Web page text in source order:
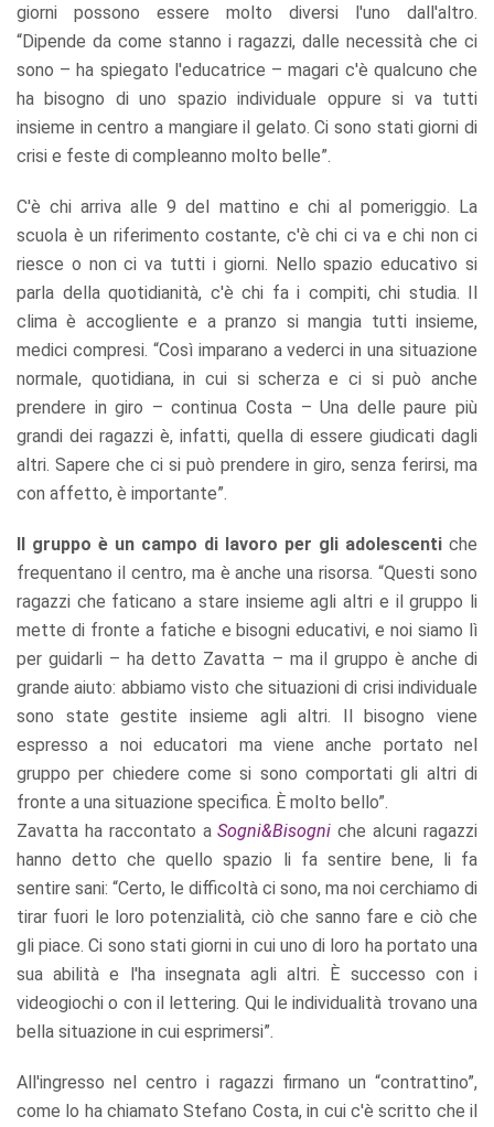
giorni possono essere molto diversi l'uno dall'altro.
“Dipende da come stanno i ragazzi, dalle necessità che ci
sono – ha spiegato l'educatrice – magari c'è qualcuno che
ha bisogno di uno spazio individuale oppure si va tutti
insieme in centro a mangiare il gelato. Ci sono stati giorni di
crisi e feste di compleanno molto belle”.
C'è chi arriva alle 9 del mattino e chi al pomeriggio. La
scuola è un riferimento costante, c'è chi ci va e chi non ci
riesce o non ci va tutti i giorni. Nello spazio educativo si
parla della quotidianità, c'è chi fa i compiti, chi studia. Il
clima è accogliente e a pranzo si mangia tutti insieme,
medici compresi. “Così imparano a vederci in una situazione
normale, quotidiana, in cui si scherza e ci si può anche
prendere in giro – continua Costa – Una delle paure più
grandi dei ragazzi è, infatti, quella di essere giudicati dagli
altri. Sapere che ci si può prendere in giro, senza ferirsi, ma
con affetto, è importante”.
Il gruppo è un campo di lavoro per gli adolescenti che
frequentano il centro, ma è anche una risorsa. “Questi sono
ragazzi che faticano a stare insieme agli altri e il gruppo li
mette di fronte a fatiche e bisogni educativi, e noi siamo lì
per guidarli – ha detto Zavatta – ma il gruppo è anche di
grande aiuto: abbiamo visto che situazioni di crisi individuale
sono state gestite insieme agli altri. Il bisogno viene
espresso a noi educatori ma viene anche portato nel
gruppo per chiedere come si sono comportati gli altri di
fronte a una situazione specifica. È molto bello”.
Zavatta ha raccontato aSogni&Bisogni che alcuni ragazzi
hanno detto che quello spazio li fa sentire bene, li fa
sentire sani: “Certo, le difficoltà ci sono, ma noi cerchiamo di
tirar fuori le loro potenzialità, ciò che sanno fare e ciò che
gli piace. Ci sono stati giorni in cui uno di loro ha portato una
sua abilità e l'ha insegnata agli altri. È successo con i
videogiochi o con il lettering. Qui le individualità trovano una
bella situazione in cui esprimersi”.
All'ingresso nel centro i ragazzi firmano un “contrattino”,
come lo ha chiamato Stefano Costa, in cui c'è scritto che il